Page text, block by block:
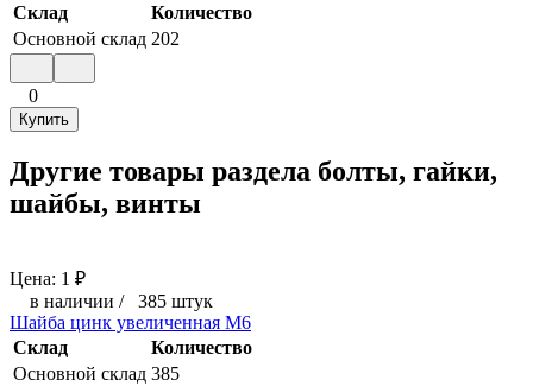
Склад
Количество
Основной склад 202
0
Купить
Другие товары раздела болты, гайки,
шайбы, винты
Цена: 1 ₽
в наличии / 385 штук
Шайба цинк увеличенная М6
Склад
Количество
Основной склад 385